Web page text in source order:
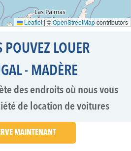
Leaflet|©OpenStreetMapcontributors
POUVEZ LOUER
- MADÈRE
des endroits où nous vous
de location de voitures
MAINTENANT